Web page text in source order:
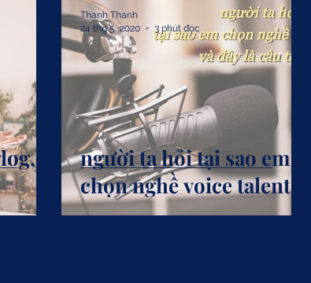
người ta hỏi tại sao em
chọn nghề voice talent
và đây là câu trả lời
Thanh Thanh
24 thg 5, 2020
3 phút đọc